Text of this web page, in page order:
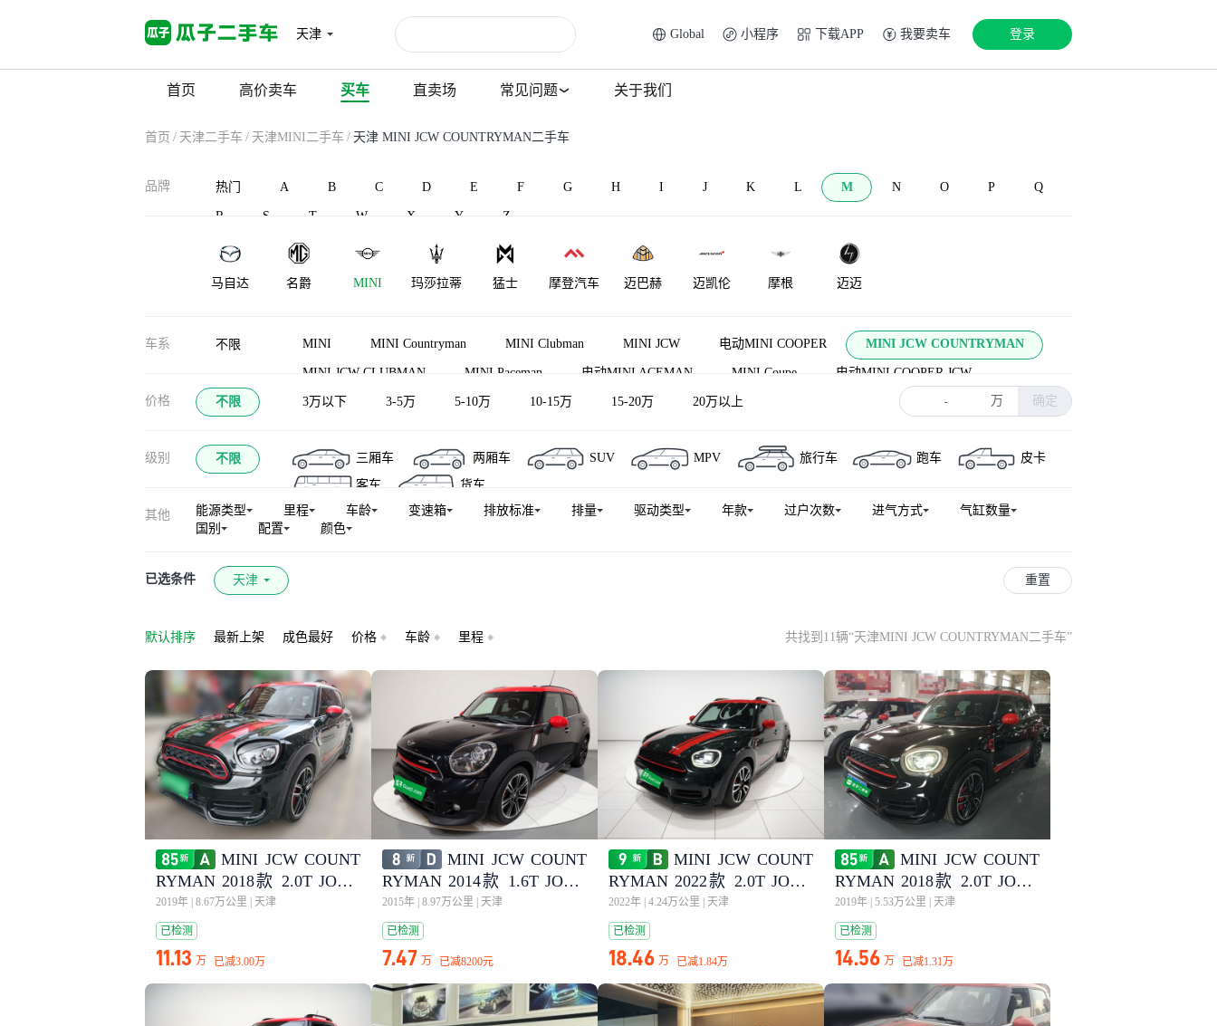
天津 Global 小程序 下载APP 我要卖车 登录
首页 高价卖车 买车 直卖场 常见问题 关于我们
首页 / 天津二手车 / 天津MINI二手车 / 天津 MINI JCW COUNTRYMAN二手车
品牌 热门 A B C D E F G H I J K L M N O P Q
R S T W X Y Z
马自达 名爵 MINI 玛莎拉蒂 猛士 摩登汽车 迈巴赫 迈凯伦 摩根 迈迈
车系 不限 MINI MINI Countryman MINI Clubman MINI JCW 电动MINI COOPER MINI JCW COUNTRYMAN
MINI JCW CLUBMAN MINI Paceman 电动MINI ACEMAN MINI Coupe 电动MINI COOPER JCW
MINI JCW PACEMAN 电动MINI ACEMAN JCW MINI JCW COUPE
价格 不限 3万以下 3-5万 5-10万 10-15万 15-20万 20万以上 - 万 确定
级别 不限 三厢车 两厢车 SUV MPV 旅行车 跑车
皮卡
客车
货车
其他 能源类型 里程 车龄 变速箱 排放标准 排量 驱动类型 年款 过户次数 进气方式
气缸数量
国别
配置 颜色
已选条件 天津 重置
默认排序 最新上架 成色最好 价格 车龄 里程 共找到11辆“天津MINI JCW COUNTRYMAN二手车”
MINI JCW COUNT
RYMAN 2018款 2.0T JOHN
COOPER WORKS ALL-IN
2019年 8.67万公里 天津
已检测
11.13 万 已减3.00万
MINI JCW COUNT
RYMAN 2014款 1.6T JOHN
COOPER WORKS ALL4
2015年 8.97万公里 天津
已检测
7.47 万 已减8200元
MINI JCW COUNT
RYMAN 2022款 2.0T JOHN
COOPER WORKS ALL-IN
2022年 4.24万公里 天津
已检测
18.46 万 已减1.84万
MINI JCW COUNT
RYMAN 2018款 2.0T JOHN
COOPER WORKS ALL-IN
2019年 5.53万公里 天津
已检测
14.56 万 已减1.31万